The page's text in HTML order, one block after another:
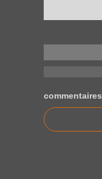
commentaires